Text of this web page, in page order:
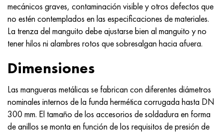
mecánicos graves, contaminación visible y otros defectos que
no estén contemplados en las especificaciones de materiales.
La trenza del manguito debe ajustarse bien al manguito y no
tener hilos ni alambres rotos que sobresalgan hacia afuera.
Dimensiones
Las mangueras metálicas se fabrican con diferentes diámetros
nominales internos de la funda hermética corrugada hasta DN
300 mm. El tamaño de los accesorios de soldadura en forma
de anillos se monta en función de los requisitos de presión de
MP159
multimetro n155
Nicrofer 5923 hMo
Nicrofer 6030
Nitronik 40
56DGNH
68NKhVKTYu
79NM, Lupa 7904
80NM
80NMV-VI
HN73MBTYu
XN70YU
HN75MBTYu
XN75TBYu
XN77TYu
5B
TL5
A LAS 6
TS-6
14 titanio
1.4567 - AISI 304Cu
1.4570-aisi303Cu
1.4574 - Aleación PH 15-7 Mo®
1.4580 - AISI 316Cb
1.4597 - AISI 204Cu
15X16H2AM
18X11MNFB
18X12VMBFR
20X12VNMF
20Х3FMI
30X, AISI 5130, 30h
30hgs, 30hgs
30hgsa, 30hgsa
30hgsn2a, 30hgsna
30xn2ma, 30CrNiMo8